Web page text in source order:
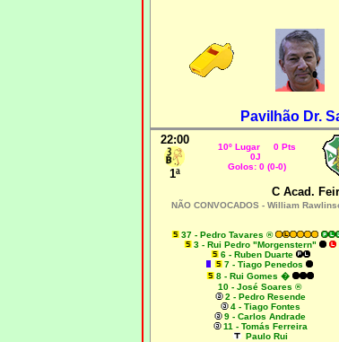
Pavilhão Dr.
22:00
1ª
10º Lugar 0 Pts
0J
Golos: 0 (0-0)
C Acad.
NÃO CONVOCADOS - William
37 - Pedro Tavares ®
3 - Rui Pedro "Morgenstern"
6 - Ruben Duarte
7 - Tiago Penedos
8 - Rui Gomes �
10 - José Soares ®
2 - Pedro Resende
4 - Tiago Fontes
9 - Carlos Andrade
11 - Tomás Ferreira
Paulo Rui